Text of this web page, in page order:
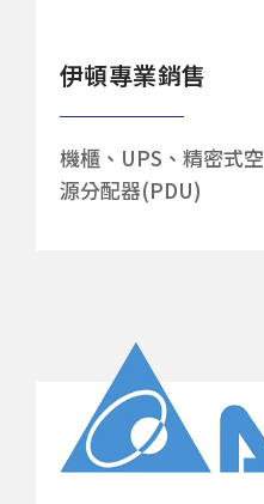
伊頓專業銷售
機櫃、UPS、精密式
源分配器(PDU)